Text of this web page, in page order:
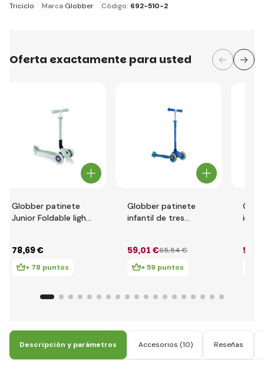
Triciclo
Marca Globber Código: 692-510-2
Oferta exactamente para usted
Globber patinete
Junior Foldable lights
78,69 €
+ 78 puntos
Globber patinete
infantil de tres
Iluminadas - Azul
Marino
59,01 €65,54 €
+ 59 puntos
59
Descripción y parámetros Accesorios (10) Reseñas